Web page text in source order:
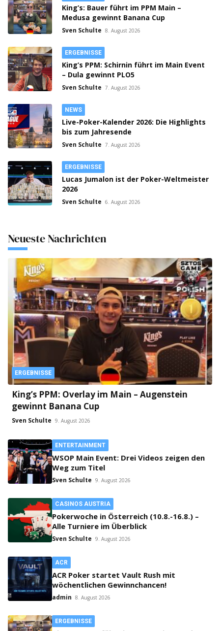
King’s: Bauer führt im PPM Main –
Medusa gewinnt Banana Cup
Sven Schulte 8. August 2026
ERGEBNISSE
King’s PPM: Schirnin führt im Main Event
– Dula gewinnt PLO5
Sven Schulte 7. August 2026
NEWS
Live-Poker-Kalender 2026: Die Highlights
bis zum Jahresende
Sven Schulte 7. August 2026
ERGEBNISSE
Lucas Jumalon ist der Poker-Weltmeister
2026
Sven Schulte 6. August 2026
Neueste Nachrichten
ERGEBNISSE
King’s PPM: Overlay im Main – Augenstein
gewinnt Banana Cup
Sven Schulte 9. August 2026
ENTERTAINMENT
WSOP Main Event: Drei Videos zeigen den
Weg zum Titel
Sven Schulte 9. August 2026
CASINOS AUSTRIA
Pokerwoche in Österreich (10.8.-16.8.) –
Alle Turniere im Überblick
Sven Schulte 9. August 2026
ACR
ACR Poker startet Vault Rush mit
wöchentlichen Gewinnchancen!
admin 8. August 2026
ERGEBNISSE